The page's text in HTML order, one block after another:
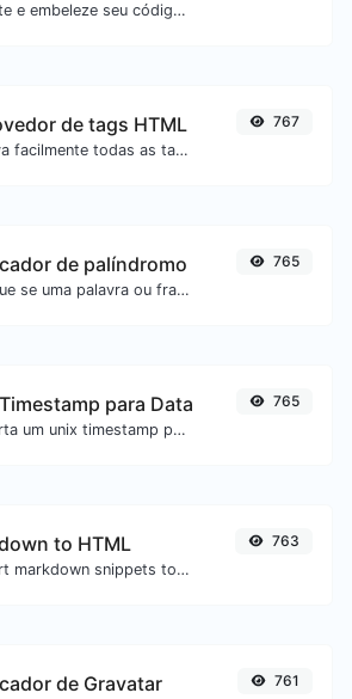
Formate e embeleze seu código SQL com facilidade.
de tags HTML
Remova facilmente todas as tags HTML de um bloco de texto.
767
de palíndromo
Verifique se uma palavra ou frase é palíndromo (se lê igual de trás para frente).
765
para Data
Converta um unix timestamp para UTC e sua data local.
765
to HTML
Convert markdown snippets to raw HTML code.
763
de Gravatar 761